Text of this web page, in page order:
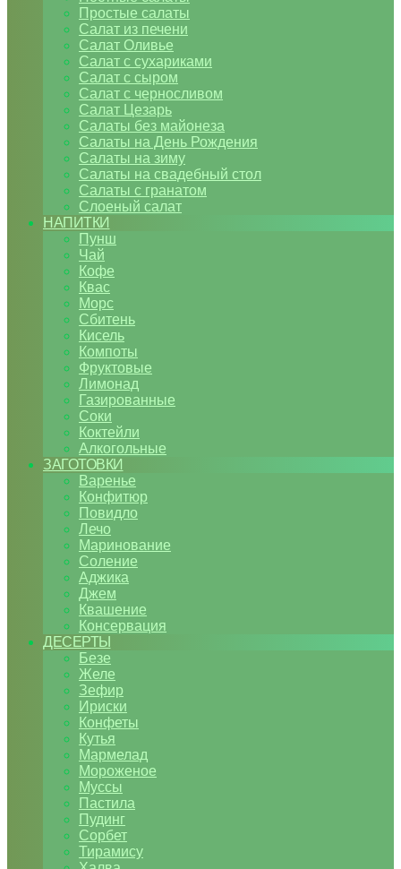
Простые салаты
Салат из печени
Салат Оливье
Салат с сухариками
Салат с сыром
Салат с черносливом
Салат Цезарь
Салаты без майонеза
Салаты на День Рождения
Салаты на зиму
Салаты на свадебный стол
Салаты с гранатом
Слоеный салат
НАПИТКИ
Пунш
Чай
Кофе
Квас
Морс
Сбитень
Кисель
Компоты
Фруктовые
Лимонад
Газированные
Соки
Коктейли
Алкогольные
ЗАГОТОВКИ
Варенье
Конфитюр
Повидло
Лечо
Маринование
Соление
Аджика
Джем
Квашение
Консервация
ДЕСЕРТЫ
Безе
Желе
Зефир
Ириски
Конфеты
Кутья
Мармелад
Мороженое
Муссы
Пастила
Пудинг
Сорбет
Тирамису